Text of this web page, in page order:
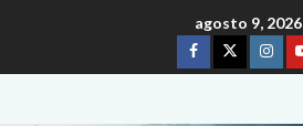
agosto 9, 2026